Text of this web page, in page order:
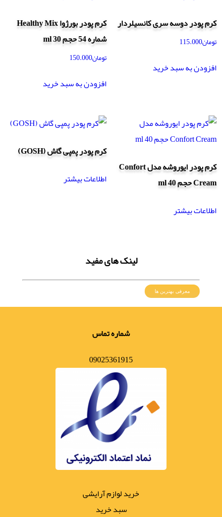
کرم پودر دوسه سری کانسیلردار
تومان115.000
افزودن به سبد خرید
کرم پودر بورژوا Healthy Mix
شماره 54 حجم 30 ml
تومان150.000
افزودن به سبد خرید
کرم پودر ایوروشه مدل Confort
Cream حجم 40 ml
اطلاعات بیشتر
کرم پودر پمپی گاش (GOSH)
اطلاعات بیشتر
لینک های مفید
معرفی بهترین ها
شماره تماس
09025361915
خرید لوازم آرایشی
سبد خرید